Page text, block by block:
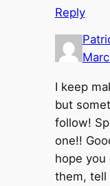
Reply
I keep
but
follow!
one!!
hope you
them, tell